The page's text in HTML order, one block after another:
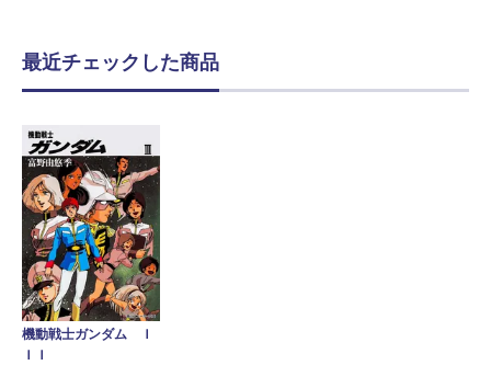
最近チェックした商品
機動戦士ガンダム Ｉ
ＩＩ